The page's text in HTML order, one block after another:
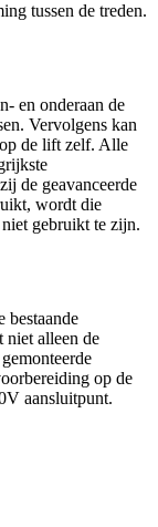
tussen de treden.
en onderaan de
Vervolgens kan
de lift zelf. Alle
de geavanceerde
wordt die
gebruikt te zijn.
bestaande
niet alleen de
op de
aansluitpunt.